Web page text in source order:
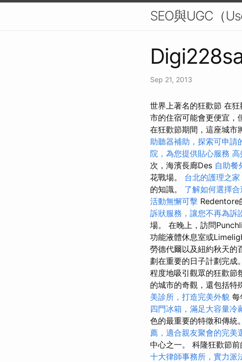
SEO與UGC（
Sep 21, 2013
世界上著名的狂歡節 在
市的住宿可能會更便宜，
在狂歡節期間，這座城市
助聽器補助，探索可申請
院，為您提供貼心服務 高
次，海濱長廊Des 自助餐
花戰場。 台北的護理之
的知識。 了解如何選擇
活動無懈可擊 Redentore
訴狀服務，讓您不再為訴
場。 在晚上，訪問
功能液體休息室或
勞德代爾以及紐約秋天的
劃在重要的日子計劃完成
程度地吸引觀眾的狂歡節
的城市的奇觀，還包括特
美診所，打造完美外貌 每
四門冰箱，滿足大容量冷
色的最重要的特徵和傳統
薦，適合親友聚會的完美
中心之一。 科隆狂歡節
十大律師事務所，實力派